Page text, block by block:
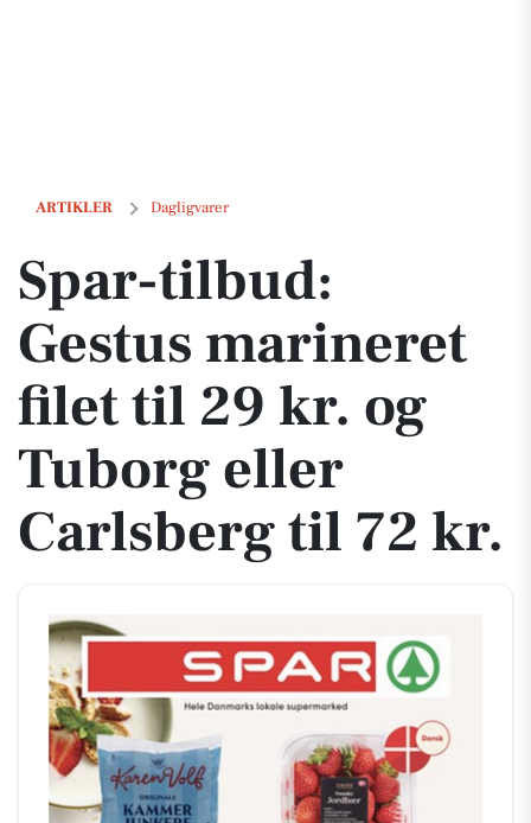
ARTIKLER Dagligvarer
Spar-tilbud: Gestus marineret filet til 29 kr. og Tuborg eller
Spar-tilbud:
Gestus marineret
filet til 29 kr. og
Tuborg eller
Carlsberg til 72 kr.